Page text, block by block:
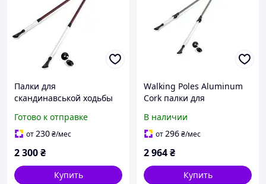
Палки для
скандинавськой ходьбы
140 см, red
Готово к отправке
от230₴/мес
2 300₴
Купить
Walking Poles Aluminum
Cork палки для
В наличии
от296₴/мес
2 964₴
Купить